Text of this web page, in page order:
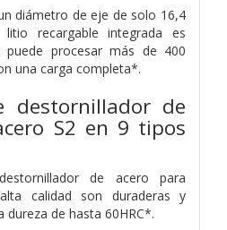
diámetro de eje de solo 16,4
recargable integrada es
procesar más de 400
una carga completa*.
destornillador de
S2 en 9 tipos
de acero para
calidad son duraderas y
dureza de hasta 60HRC*.